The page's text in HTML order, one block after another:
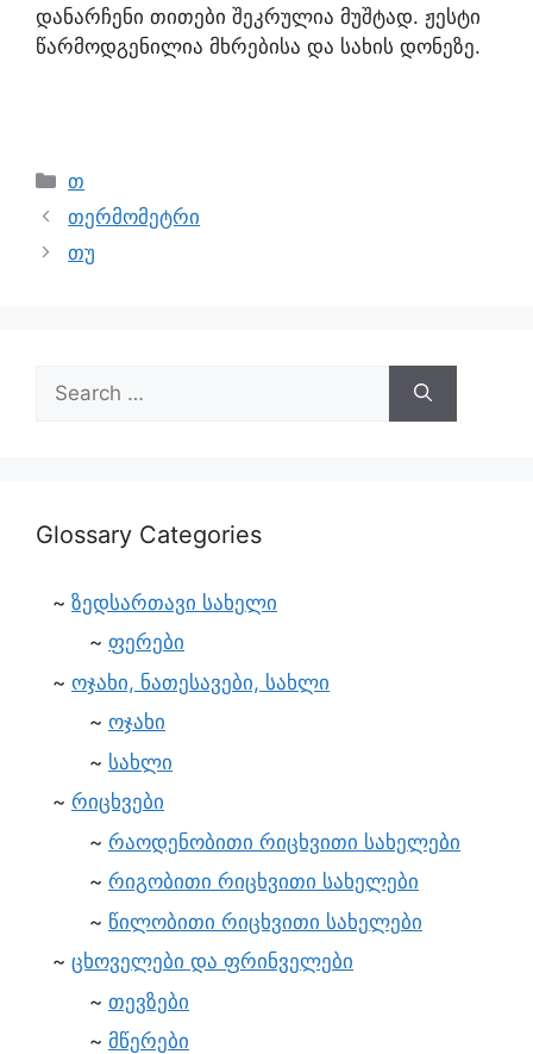
დანარჩენი თითები შეკრულია მუშტად. ჟესტი
წარმოდგენილია მხრებისა და სახის დონეზე.
თ
თერმომეტრი
თუ
Glossary Categories
ზედსართავი სახელი
ფერები
ოჯახი, ნათესავები, სახლი
ოჯახი
სახლი
რიცხვები
რაოდენობითი რიცხვითი სახელები
რიგობითი რიცხვითი სახელები
წილობითი რიცხვითი სახელები
ცხოველები და ფრინველები
თევზები
მწერები